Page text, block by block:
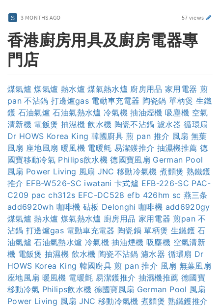
3 MONTHS AGO 57 views
香港廚房用具及廚房電器專
門店
煤氣爐 煤氣爐 熱水爐 煤氣熱水爐 廚房用品 家用電器 煎
pan 不沾鍋 打邊爐gas 電動車充電器 陶瓷鍋 單柄煲 生鐵
鑊 石油氣爐 石油氣熱水爐 冷氣機 抽油煙機 吸塵機 空氣
清新機 電飯煲 抽濕機 飲水機 陶瓷不沾鍋 濾水器 循環扇
Dr HOWS Korea King 韓國廚具 煎 pan 推介 風扇 無葉
風扇 座地風扇 暖風機 電暖氈 易潔鑊推介 抽濕機推薦 德
國寶移動冷氣 Philips飲水機 德國寶風扇 German Pool
風扇 Power Living 風扇 JNC 移動冷氣機 煮麵煲 熟鐵鑊
推介 EFB-W526-SC iwatani 卡式爐 EFB-226-SC PAC-
C209 pac ch312s EFC-DC528 efb 426hm sc 燕三条
add6920wh 咖啡機 砧板 Delonghi 咖啡機 add6920gy
煤氣爐 熱水爐 煤氣熱水爐 廚房用品 家用電器 煎pan 不
沾鍋 打邊爐gas 電動車充電器 陶瓷鍋 單柄煲 生鐵鑊 石
油氣爐 石油氣熱水爐 冷氣機 抽油煙機 吸塵機 空氣清新
機 電飯煲 抽濕機 飲水機 陶瓷不沾鍋 濾水器 循環扇 Dr
HOWS Korea King 韓國廚具 煎 pan 推介 風扇 無葉風扇
座地風扇 暖風機 電暖氈 易潔鑊推介 抽濕機推薦 德國寶
移動冷氣 Philips飲水機 德國寶風扇 German Pool 風扇
Power Living 風扇 JNC 移動冷氣機 煮麵煲 熟鐵鑊推介